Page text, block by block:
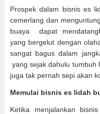
Prospek dalam bisnis es
cemerlang dan
buaya dapat
yang bergelut dengan
sangat bagus dalam
yang sejak dahulu tumbuh
juga tak pernah sepi akan
Memulai bisnis es lidah
Ketika menjalankan